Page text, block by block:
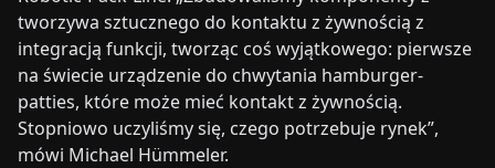
tworzywa sztucznego do kontaktu z żywnością z
integracją funkcji, tworząc coś wyjątkowego: pierwsze
na świecie urządzenie do chwytania hamburger-
patties, które może mieć kontakt z żywnością.
Stopniowo uczyliśmy się, czego potrzebuje rynek”,
mówi Michael Hümmeler.